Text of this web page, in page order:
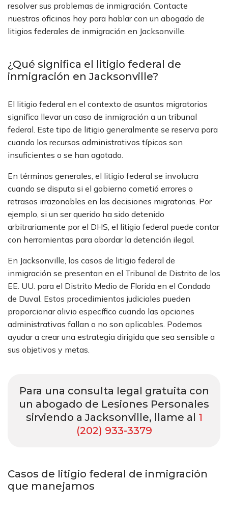
resolver sus problemas de inmigración. Contacte
nuestras oficinas hoy para hablar con un abogado de
litigios federales de inmigración en Jacksonville.
¿Qué significa el litigio federal de
inmigración en Jacksonville?
El litigio federal en el contexto de asuntos migratorios
significa llevar un caso de inmigración a un tribunal
federal. Este tipo de litigio generalmente se reserva para
cuando los recursos administrativos típicos son
insuficientes o se han agotado.
En términos generales, el litigio federal se involucra
cuando se disputa si el gobierno cometió errores o
retrasos irrazonables en las decisiones migratorias. Por
ejemplo, si un ser querido ha sido detenido
arbitrariamente por el DHS, el litigio federal puede contar
con herramientas para abordar la detención ilegal.
En Jacksonville, los casos de litigio federal de
inmigración se presentan en el Tribunal de Distrito de los
EE. UU. para el Distrito Medio de Florida en el Condado
de Duval. Estos procedimientos judiciales pueden
proporcionar alivio específico cuando las opciones
administrativas fallan o no son aplicables. Podemos
ayudar a crear una estrategia dirigida que sea sensible a
sus objetivos y metas.
Para una consulta legal gratuita con
un abogado de Lesiones Personales
sirviendo a Jacksonville, llame al 1
(202) 933-3379
Casos de litigio federal de inmigración
que manejamos